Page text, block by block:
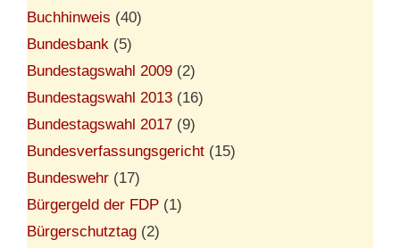
Buchhinweis (40)
Bundesbank (5)
Bundestagswahl 2009 (2)
Bundestagswahl 2013 (16)
Bundestagswahl 2017 (9)
Bundesverfassungsgericht (15)
Bundeswehr (17)
Bürgergeld der FDP (1)
Bürgerschutztag (2)